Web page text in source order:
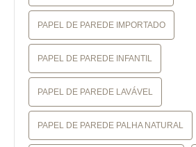
PAPEL DE PAREDE IMPORTADO
PAPEL DE PAREDE INFANTIL
PAPEL DE PAREDE LAVÁVEL
PAPEL DE PAREDE PALHA NATURAL